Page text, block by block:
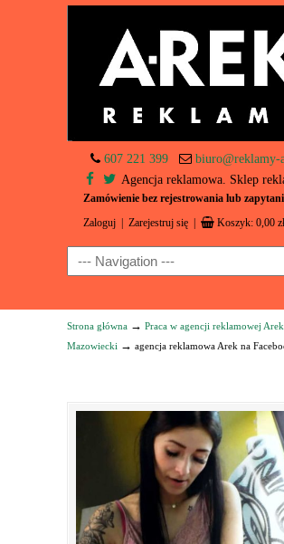
607 221 399
biuro@reklamy-
Agencja reklamowa. Sklep
Zamówienie bez rejestrowania lub
Zaloguj Zarejestruj się Koszyk: 0,00 zł
Navigation
Strona główna → Praca w agencji reklamowej
Mazowiecki → agencja reklamowa Arek na